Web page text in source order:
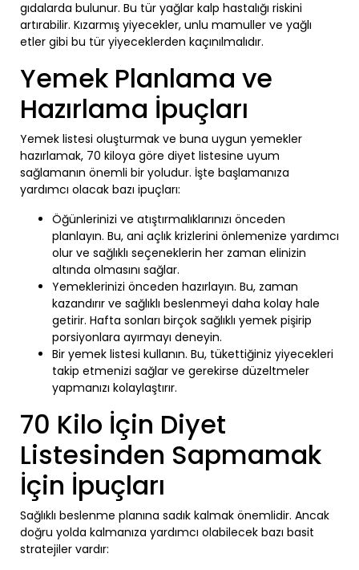
gıdalarda bulunur. Bu tür yağlar kalp hastalığı riskini
artırabilir. Kızarmış yiyecekler, unlu mamuller ve yağlı
etler gibi bu tür yiyeceklerden kaçınılmalıdır.
Yemek Planlama ve
Hazırlama İpuçları
Yemek listesi oluşturmak ve buna uygun yemekler
hazırlamak, 70 kiloya göre diyet listesine uyum
sağlamanın önemli bir yoludur. İşte başlamanıza
yardımcı olacak bazı ipuçları:
Öğünlerinizi ve atıştırmalıklarınızı önceden
planlayın. Bu, ani açlık krizlerini önlemenize yardımcı
olur ve sağlıklı seçeneklerin her zaman elinizin
altında olmasını sağlar.
Yemeklerinizi önceden hazırlayın. Bu, zaman
kazandırır ve sağlıklı beslenmeyi daha kolay hale
getirir. Hafta sonları birçok sağlıklı yemek pişirip
porsiyonlara ayırmayı deneyin.
Bir yemek listesi kullanın. Bu, tükettiğiniz yiyecekleri
takip etmenizi sağlar ve gerekirse düzeltmeler
yapmanızı kolaylaştırır.
70 Kilo İçin Diyet
Listesinden Sapmamak
İçin İpuçları
Sağlıklı beslenme planına sadık kalmak önemlidir. Ancak
doğru yolda kalmanıza yardımcı olabilecek bazı basit
stratejiler vardır: